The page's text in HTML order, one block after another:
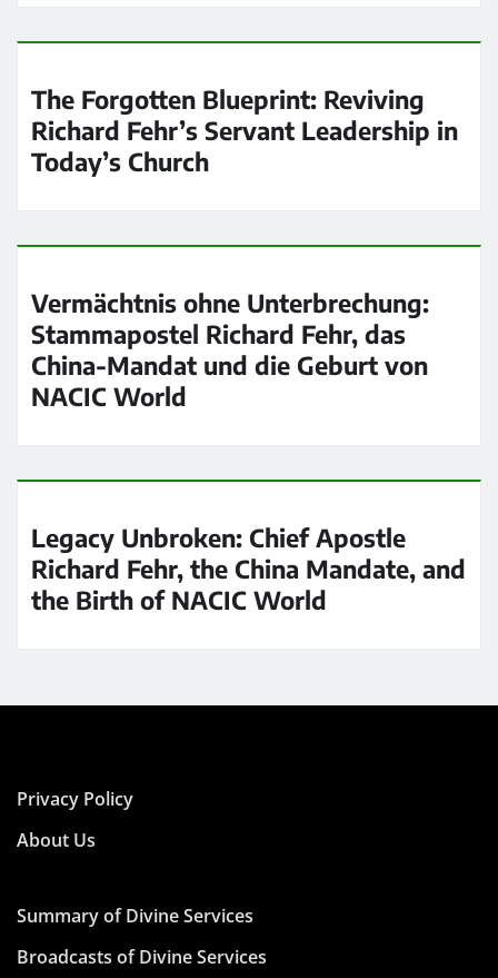
The Forgotten Blueprint: Reviving
Richard Fehr’s Servant Leadership in
Today’s Church
Vermächtnis ohne Unterbrechung:
Stammapostel Richard Fehr, das
China-Mandat und die Geburt von
NACIC World
Legacy Unbroken: Chief Apostle
Richard Fehr, the China Mandate, and
the Birth of NACIC World
Privacy Policy
About Us
Summary of Divine Services
Broadcasts of Divine Services